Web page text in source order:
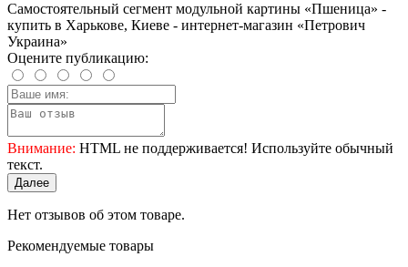
Самостоятельный сегмент модульной картины «Пшеница» -
купить в Харькове, Киеве - интернет-магазин «Петрович
Украина»
Оцените публикацию:
Внимание: HTML не поддерживается! Используйте обычный
текст.
Далее
Нет отзывов об этом товаре.
Рекомендуемые товары